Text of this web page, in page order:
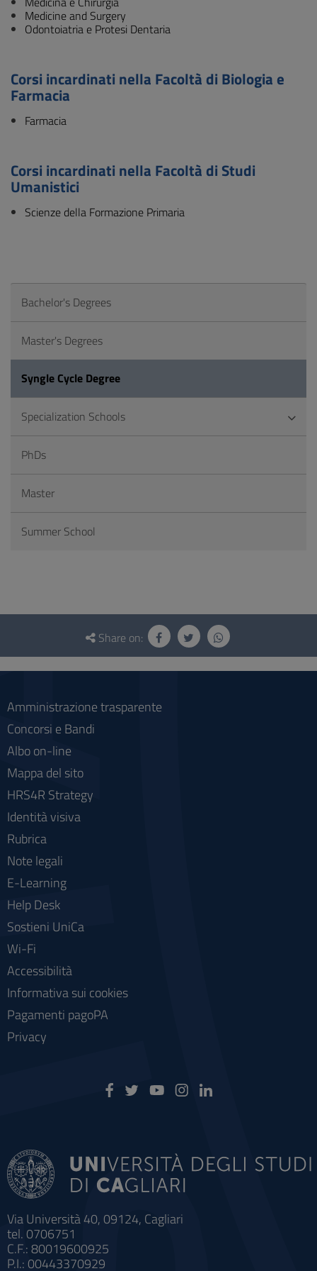
Medicine and Surgery
Odontoiatria e Protesi Dentaria
Corsi incardinati nella Facoltà di Biologia e
Farmacia
Farmacia
Corsi incardinati nella Facoltà di Studi
Umanistici
Scienze della Formazione Primaria
Bachelor's Degrees
Master's Degrees
Syngle Cycle Degree
Specialization Schools
PhDs
Master
Summer School
Questionnaire
social
Share on:
Via Università 40, 09124, Cagliari
tel. 0706751
C.F.: 80019600925
P.I.: 00443370929
Amministrazione trasparente
Concorsi e Bandi
Albo on-line
Mappa del sito
HRS4R Strategy
Identità visiva
Rubrica
Note legali
E-Learning
Help Desk
Sostieni UniCa
Wi-Fi
Accessibilità
Informativa sui cookies
Pagamenti pagoPA
Privacy